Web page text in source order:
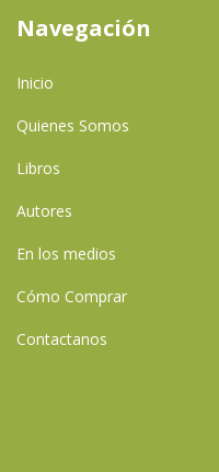
Navegación
Inicio
Quienes Somos
Libros
Autores
En los medios
Cómo Comprar
Contactanos